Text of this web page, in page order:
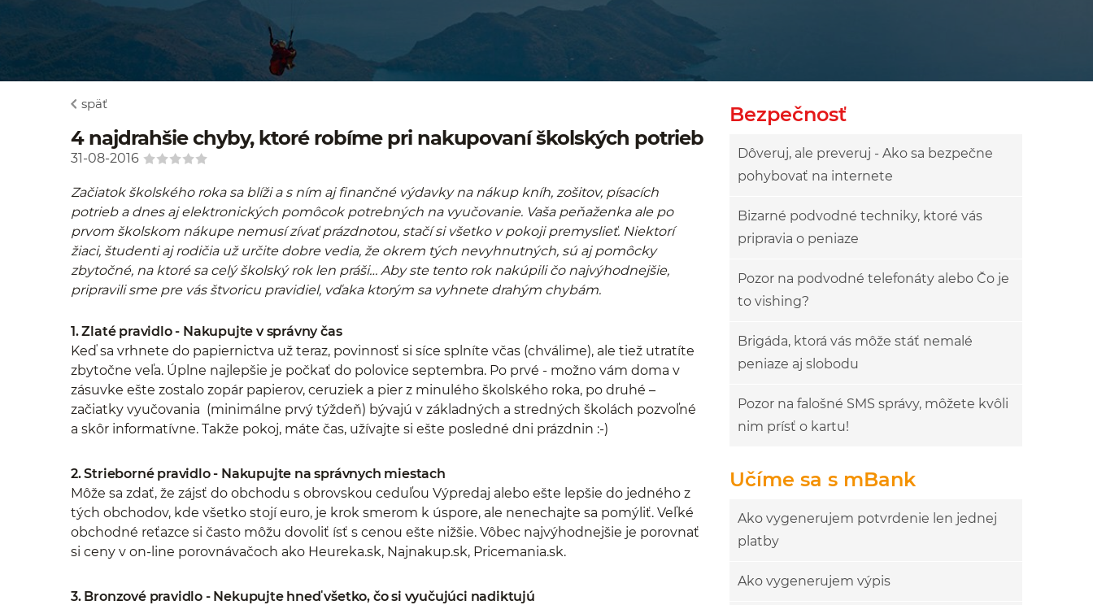
späť
4 najdrahšie chyby, ktoré robíme pri nakupovaní školských potrieb
31-08-2016
Začiatok školského roka sa blíži a s ním aj finančné výdavky na nákup kníh, zošitov, písacích
potrieb a dnes aj elektronických pomôcok potrebných na vyučovanie. Vaša peňaženka ale po
prvom školskom nákupe nemusí zívať prázdnotou, stačí si všetko v pokoji premyslieť. Niektorí
žiaci, študenti aj rodičia už určite dobre vedia, že okrem tých nevyhnutných, sú aj pomôcky
zbytočné, na ktoré sa celý školský rok len práši… Aby ste tento rok nakúpili čo najvýhodnejšie,
pripravili sme pre vás štvoricu pravidiel, vďaka ktorým sa vyhnete drahým chybám.
1. Zlaté pravidlo - Nakupujte v správny čas
Keď sa vrhnete do papiernictva už teraz, povinnosť si síce splníte včas (chválime), ale tiež utratíte
zbytočne veľa. Úplne najlepšie je počkať do polovice septembra. Po prvé - možno vám doma v
zásuvke ešte zostalo zopár papierov, ceruziek a pier z minulého školského roka, po druhé –
začiatky vyučovania (minimálne prvý týždeň) bývajú v základných a stredných školách pozvoľné
a skôr informatívne. Takže pokoj, máte čas, užívajte si ešte posledné dni prázdnin :-)
2. Strieborné pravidlo - Nakupujte na správnych miestach
Môže sa zdať, že zájsť do obchodu s obrovskou ceduľou Výpredaj alebo ešte lepšie do jedného z
tých obchodov, kde všetko stojí euro, je krok smerom k úspore, ale nenechajte sa pomýliť. Veľké
obchodné reťazce si často môžu dovoliť ísť s cenou ešte nižšie. Vôbec najvýhodnejšie je porovnať
si ceny v on-line porovnávačoch ako Heureka.sk, Najnakup.sk, Pricemania.sk.
3. Bronzové pravidlo - Nekupujte hneď všetko, čo si vyučujúci nadiktujú
Bezpečnosť
Dôveruj, ale preveruj - Ako sa bezpečne
pohybovať na internete
Bizarné podvodné techniky, ktoré vás
pripravia o peniaze
Pozor na podvodné telefonáty alebo Čo je
to vishing?
Brigáda, ktorá vás môže stáť nemalé
peniaze aj slobodu
Pozor na falošné SMS správy, môžete kvôli
nim prísť o kartu!
Učíme sa s mBank
Ako vygenerujem potvrdenie len jednej
platby
Ako vygenerujem výpis